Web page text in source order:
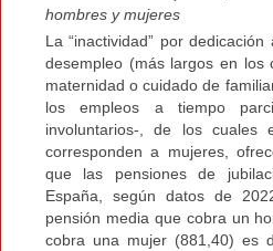
hombres y mujeres
La “inactividad” por
desempleo (más largos en los
maternidad o cuidado de
los empleos a tiempo
involuntarios-, de los cuales
corresponden a mujeres,
que las pensiones de
España, según datos de
pensión media que cobra un
cobra una mujer (881,40) es